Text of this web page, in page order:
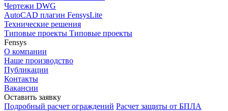
Чертежи DWG
AutoCAD плагин FensysLite
Технические решения
Типовые проекты Типовые проекты
Fensys
О компании
Наше производство
Публикации
Контакты
Вакансии
Оставить заявку
Подробный расчет ограждений Расчет защиты от БПЛА